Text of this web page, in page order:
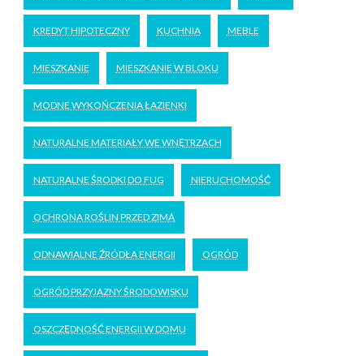
KREDYT HIPOTECZNY KUCHNIA MEBLE
MIESZKANIE MIESZKANIE W BLOKU
MODNE WYKOŃCZENIA ŁAZIENKI
NATURALNE MATERIAŁY WE WNĘTRZACH
NATURALNE ŚRODKI DO FUG NIERUCHOMOŚĆ
OCHRONA ROŚLIN PRZED ZIMĄ
ODNAWIALNE ŹRÓDŁA ENERGII OGRÓD
OGRÓD PRZYJAZNY ŚRODOWISKU
OSZCZĘDNOŚĆ ENERGII W DOMU